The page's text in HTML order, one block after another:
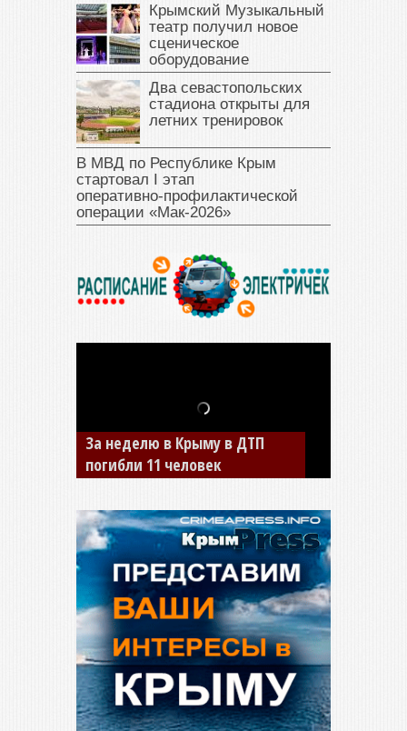
Крымский Музыкальный
театр получил новое
сценическое
оборудование
Два севастопольских
стадиона открыты для
летних тренировок
В МВД по Республике Крым
стартовал I этап
оперативно‑профилактической
операции «Мак‑2026»
В Джанкое водитель ВАЗа
сбил двух детей на «зебре»